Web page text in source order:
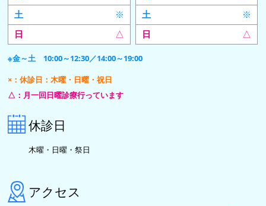
※
△
※
△
※金～土 10:00～12:30／14:00～19:00
×：休診日：木曜・日曜・祝日
△：月一回日曜診療行っています
休診日
木曜・日曜・祭日
アクセス